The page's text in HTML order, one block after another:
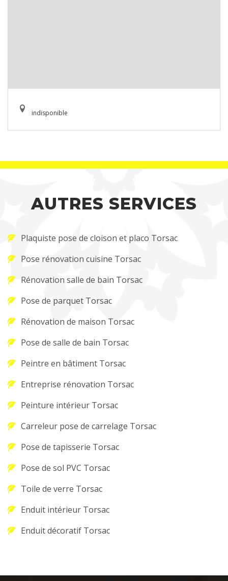
indisponible
AUTRES SERVICES
Plaquiste pose de cloison et placo Torsac
Pose rénovation cuisine Torsac
Rénovation salle de bain Torsac
Pose de parquet Torsac
Rénovation de maison Torsac
Pose de salle de bain Torsac
Peintre en bâtiment Torsac
Entreprise rénovation Torsac
Peinture intérieur Torsac
Carreleur pose de carrelage Torsac
Pose de tapisserie Torsac
Pose de sol PVC Torsac
Toile de verre Torsac
Enduit intérieur Torsac
Enduit décoratif Torsac